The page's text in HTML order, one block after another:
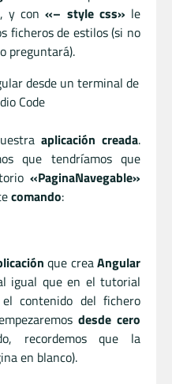
y con«– style css» le
ficheros de estilos (si no
preguntará).
aplicación creada.
que tendríamos que
«PaginaNavegable»
comando:
que creaAngular
igual que en el tutorial
contenido del fichero
desde cero
recordemos que la
en blanco).